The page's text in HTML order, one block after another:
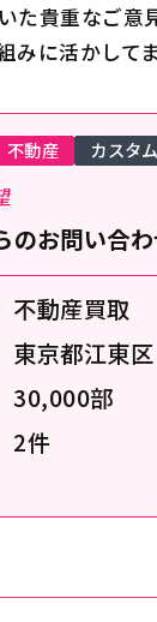
た貴重なご意
みに活かして
のお問い合
不動産買取
東京都江東区
30,000部
2件
不動産 カスタ